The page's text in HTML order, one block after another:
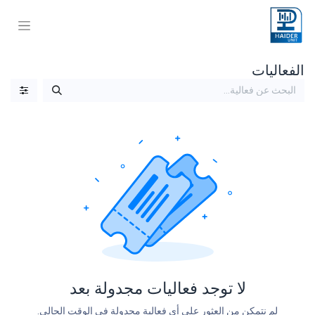
الفعاليات
لا توجد فعاليات مجدولة بعد
لم نتمكن من العثور على أي فعالية مجدولة في الوقت الحالي.